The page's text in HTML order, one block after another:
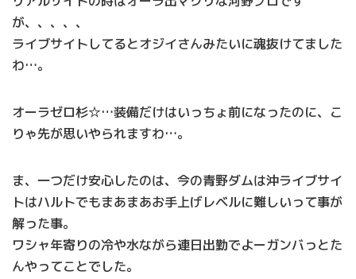
が、、、、、
ライブサイトしてるとオジイさんみたいに魂抜けてました
わ…。
オーラゼロ杉☆…装備だけはいっちょ前になったのに、こ
りゃ先が思いやられますわ…。
ま、一つだけ安心したのは、今の青野ダムは沖ライブサイ
トはハルトでもまあまあお手上げレベルに難しいって事が
解った事。
ワシャ年寄りの冷や水ながら連日出勤でよーガンバっとた
んやってことでした。